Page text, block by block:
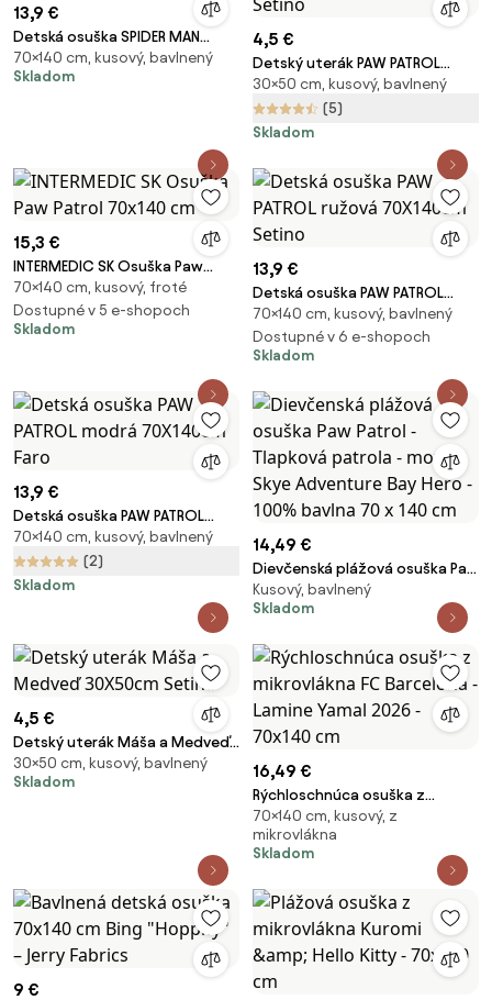
13,9 €
Detská osuška SPIDER MAN
70X140cm Setino
70×140 cm, kusový, bavlnený
Skladom
4,5 €
Detský uterák PAW PATROL
ružový 30X50cm Setino
30×50 cm, kusový, bavlnený
(5)
Skladom
15,3 €
INTERMEDIC SK Osuška Paw
Patrol 70x140 cm
70×140 cm, kusový, froté
Dostupné v 5 e-shopoch
Skladom
13,9 €
Detská osuška PAW PATROL
ružová 70X140cm Setino
70×140 cm, kusový, bavlnený
Dostupné v 6 e-shopoch
Skladom
13,9 €
Detská osuška PAW PATROL
modrá 70X140cm Faro
70×140 cm, kusový, bavlnený
(2)
Skladom
14,49 €
Dievčenská plážová osuška Paw
Patrol - Tlapková patrola -
motív Skye Adventure Bay Hero
Kusový, bavlnený
Skladom
4,5 €
Detský uterák Máša a Medveď
30X50cm Setino
30×50 cm, kusový, bavlnený
Skladom
16,49 €
Rýchloschnúca osuška z
mikrovlákna FC Barcelona -
Lamine Yamal 2026 - 70x140 cm
70×140 cm, kusový, z
mikrovlákna
Skladom
9 €